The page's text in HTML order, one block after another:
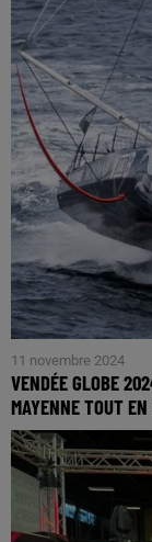
l'urbanisme et
planification-
11 novembre 2024
VENDÉE GLOBE
MAYENNE TOUT
A la barre de son
Maxime Sorel
ambitionner un